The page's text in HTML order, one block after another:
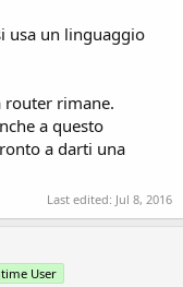
usa un linguaggio
router rimane.
a questo
a darti una
Last edited: Jul 8, 2016
User